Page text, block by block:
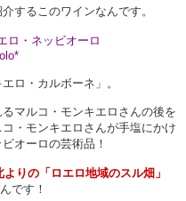
するこのワインなんです。
・ネッビオーロ
ロ・カルボーネ」。
マルコ・モンキエロさんの後を
・モンキエロさんが手塩にかけ
オーロの芸術品！
りの「ロエロ地域のスル畑」
です！